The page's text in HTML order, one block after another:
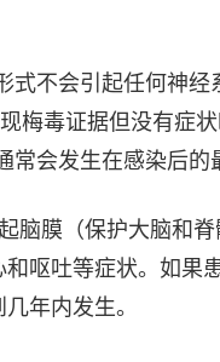
式不会引起任何神
梅毒证据但没有症
常会发生在感染后
脑膜（保护大脑和
呕吐等症状。如果
年内发生。